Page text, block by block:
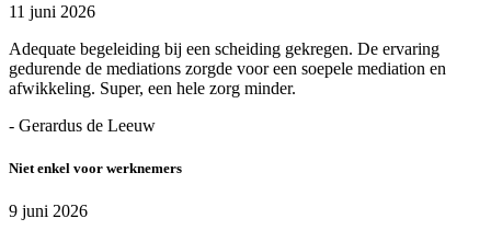
11 juni 2026
Adequate begeleiding bij een scheiding gekregen. De ervaring
gedurende de mediations zorgde voor een soepele mediation en
afwikkeling. Super, een hele zorg minder.
- Gerardus de Leeuw
Niet enkel voor werknemers
9 juni 2026